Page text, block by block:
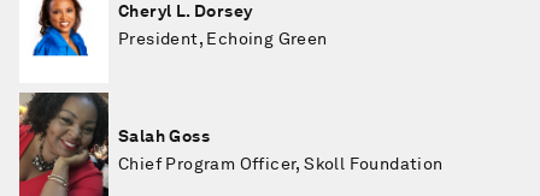
Cheryl L. Dorsey
President, Echoing Green
Salah Goss
Chief Program Officer, Skoll Foundation